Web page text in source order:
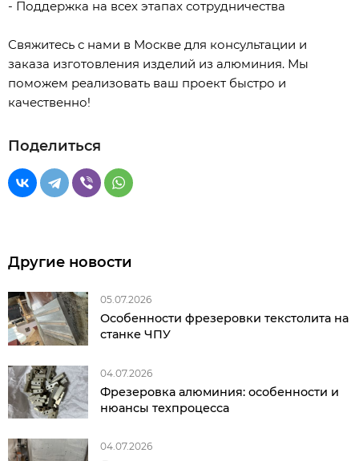
- Поддержка на всех этапах сотрудничества
Свяжитесь с нами в Москве для консультации и
заказа изготовления изделий из алюминия. Мы
поможем реализовать ваш проект быстро и
качественно!
Поделиться
Другие новости
05.07.2026
Особенности фрезеровки текстолита на
станке ЧПУ
04.07.2026
Фрезеровка алюминия: особенности и
нюансы техпроцесса
04.07.2026